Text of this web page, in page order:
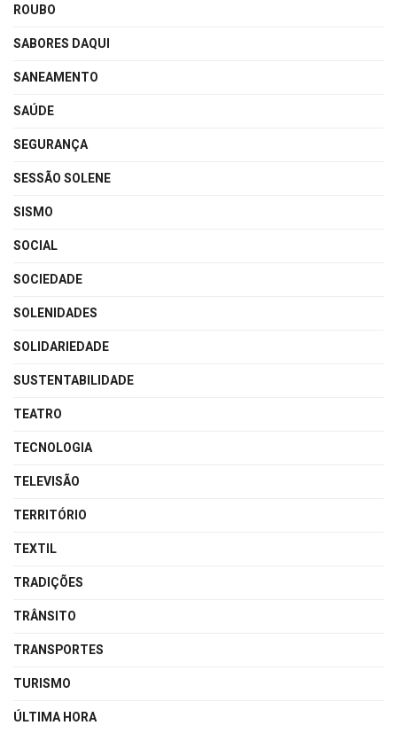
ROUBO
SABORES DAQUI
SANEAMENTO
SAÚDE
SEGURANÇA
SESSÃO SOLENE
SISMO
SOCIAL
SOCIEDADE
SOLENIDADES
SOLIDARIEDADE
SUSTENTABILIDADE
TEATRO
TECNOLOGIA
TELEVISÃO
TERRITÓRIO
TEXTIL
TRADIÇÕES
TRÂNSITO
TRANSPORTES
TURISMO
ÚLTIMA HORA